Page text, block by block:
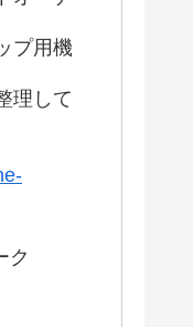
プ用機
理して
ク